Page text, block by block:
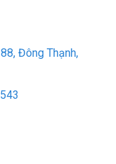
Đông Thạnh,